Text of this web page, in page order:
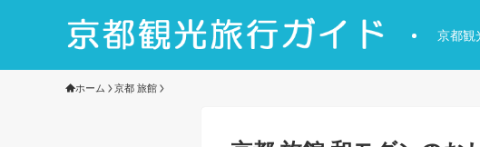
京都観
ホーム 京都 旅館